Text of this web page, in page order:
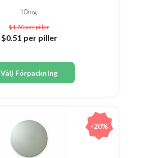
10mg
$1.80per piller
$0.51 per piller
Välj Förpackning
-20%